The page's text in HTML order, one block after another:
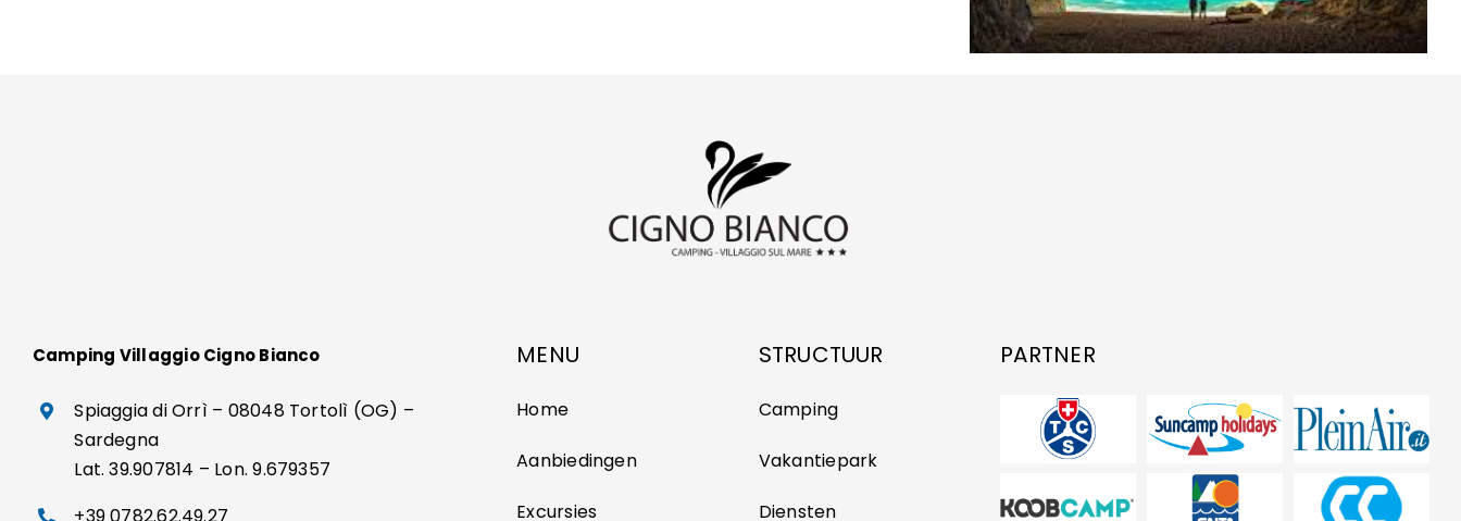
Camping Villaggio Cigno Bianco
Spiaggia di Orrì – 08048 Tortolì (OG) –
Sardegna
Lat. 39.907814 – Lon. 9.679357
MENU
Home
Aanbiedingen
Excursies
STRUCTUUR
Camping
Vakantiepark
Diensten
PARTNER